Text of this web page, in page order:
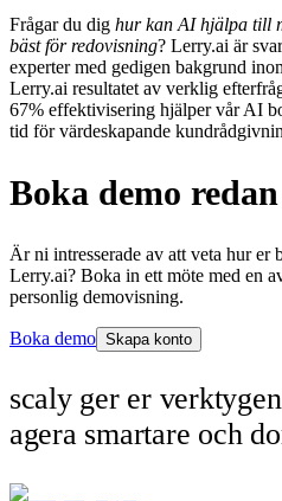
Frågar du dig hur kan AI hjälpa till
bäst för redovisning? Lerry.ai är
experter med gedigen bakgrund
Lerry.ai resultatet av verklig
67% effektivisering hjälper vår AI
tid för värdeskapande
Boka demo
Är ni intresserade av att veta hur er
Lerry.ai? Boka in ett möte med en
personlig demovisning.
Boka demo Skapa konto
scaly ger er
agera smartare och